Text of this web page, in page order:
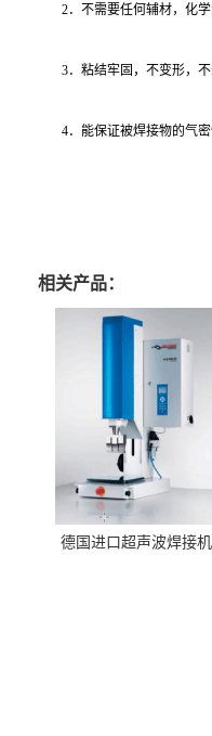
2．不需要任何辅材，化
3．粘结牢固，不变形，
4．能保证被焊接物的气密
相关产品：
德国进口超声波焊接机